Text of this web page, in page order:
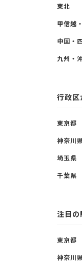
東北
甲信越
中国・
九州・
行政区
東京都
神奈川
埼玉県
千葉県
注目の
東京都
神奈川